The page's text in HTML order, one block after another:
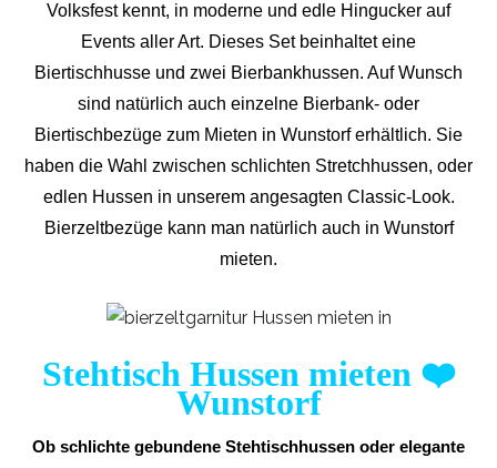
Volksfest kennt, in moderne und edle Hingucker auf
Events aller Art. Dieses Set beinhaltet eine
Biertischhusse und zwei Bierbankhussen. Auf Wunsch
sind natürlich auch einzelne Bierbank- oder
Biertischbezüge zum Mieten in Wunstorf erhältlich. Sie
haben die Wahl zwischen schlichten Stretchhussen, oder
edlen Hussen in unserem angesagten Classic-Look.
Bierzeltbezüge kann man natürlich auch in Wunstorf
mieten.
Stehtisch Hussen mieten ❤️
Wunstorf
Ob schlichte gebundene Stehtischhussen oder elegante